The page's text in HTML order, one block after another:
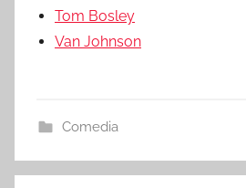
Tom Bosley
Van Johnson
Comedia